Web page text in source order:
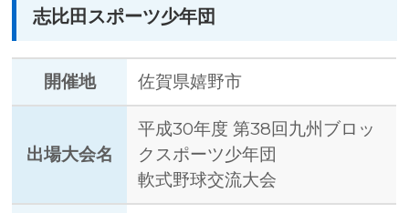
志比田スポーツ少年団
開催地 佐賀県嬉野市
出場大会名
平成30年度 第38回九州ブロッ
クスポーツ少年団
軟式野球交流大会